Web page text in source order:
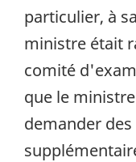
particulier, à
ministre était
comité
que le
demander